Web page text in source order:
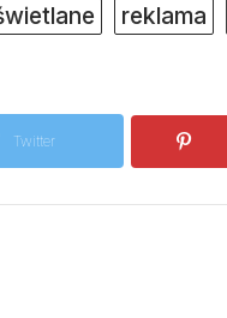
reklama
Twitter